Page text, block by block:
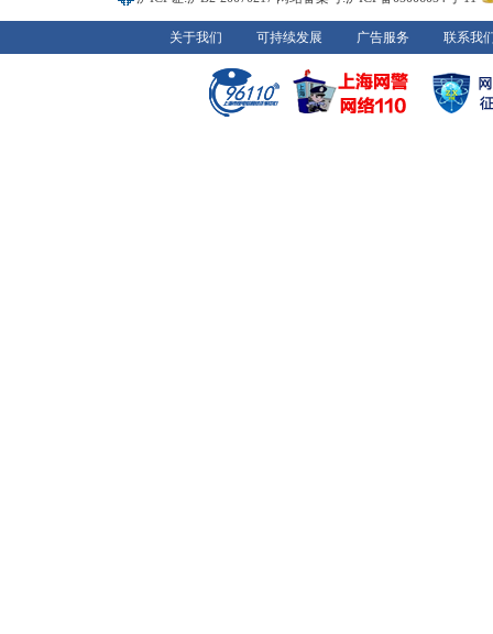
关于我们 可持续发展 广告服务 联系我